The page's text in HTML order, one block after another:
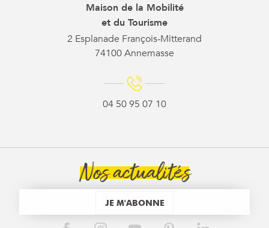
Maison de la Mobilité
et du Tourisme
2 Esplanade François-Mitterand
74100 Annemasse
04 50 95 07 10
Nos actualités
JE M'ABONNE